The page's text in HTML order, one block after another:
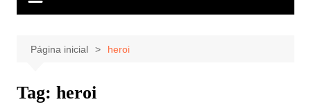
Página inicial heroi
Tag: heroi